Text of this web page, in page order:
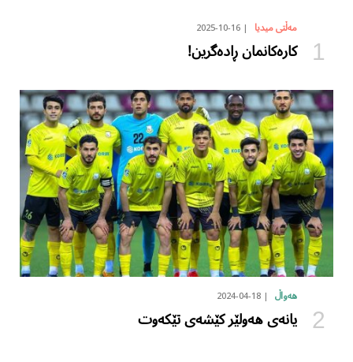
مەڵتی میدیا 2025-10-16
کارەکانمان ڕادەگرین!
هەواڵ 2024-04-18
یانەی هەولێر کێشەی تێکەوت